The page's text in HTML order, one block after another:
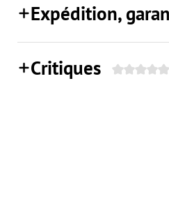
Expédition,
Critiques